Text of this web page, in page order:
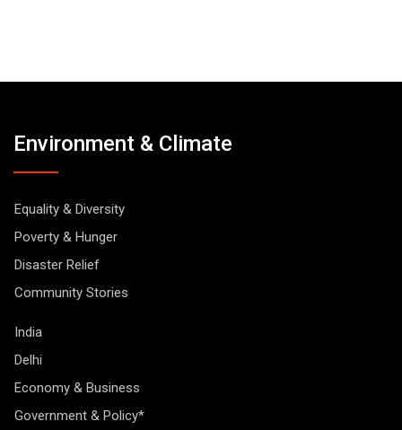
Environment & Climate
Equality & Diversity
Poverty & Hunger
Disaster Relief
Community Stories
India
Delhi
Economy & Business
Government & Policy*